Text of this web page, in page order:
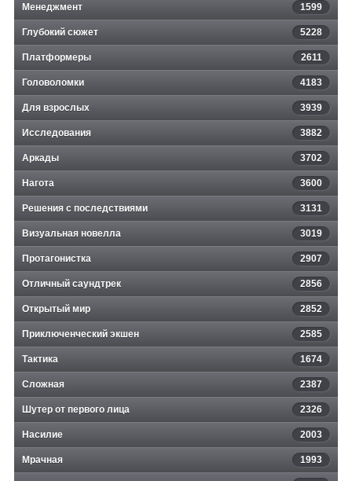
Менеджмент 1599
Глубокий сюжет 5228
Платформеры 2611
Головоломки 4183
Для взрослых 3939
Исследования 3882
Аркады 3702
Нагота 3600
Решения с последствиями 3131
Визуальная новелла 3019
Протагонистка 2907
Отличный саундтрек 2856
Открытый мир 2852
Приключенческий экшен 2585
Тактика 1674
Сложная 2387
Шутер от первого лица 2326
Насилие 2003
Мрачная 1993